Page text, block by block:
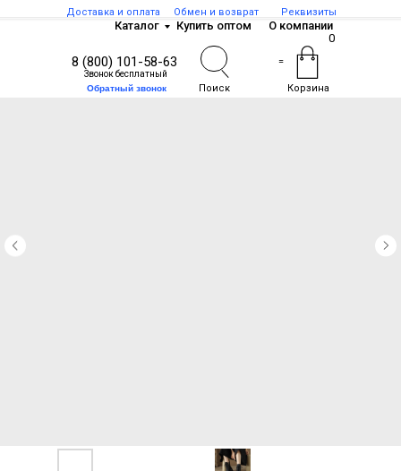
8 (800) 101-58-63
Звонок бесплатный
Каталог Купить оптом О компании
Доставка и оплата Обмен и возврат Реквизиты
0
=
Обратный звонок Поиск Корзина